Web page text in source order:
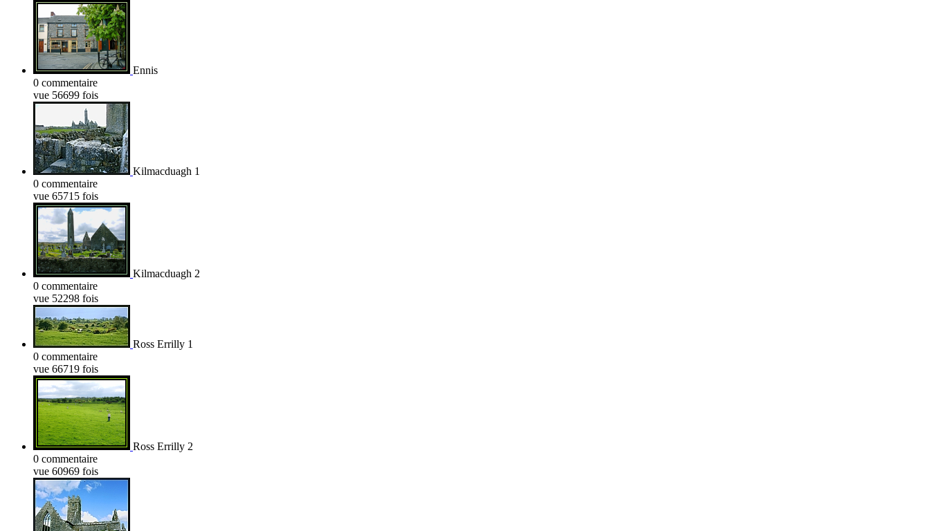
Ennis
0 commentaire
vue 56699 fois
Kilmacduagh 1
0 commentaire
vue 65715 fois
Kilmacduagh 2
0 commentaire
vue 52298 fois
Ross Errilly 1
0 commentaire
vue 66719 fois
Ross Errilly 2
0 commentaire
vue 60969 fois